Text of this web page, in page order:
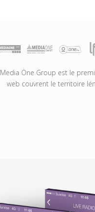
Media One Group est le
web couvrent le territoire